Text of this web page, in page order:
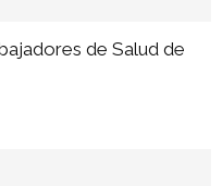
de Salud de